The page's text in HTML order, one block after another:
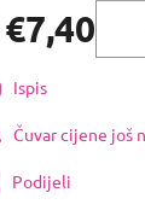
€7,40
Ispis
Čuvar cijene još
Podijeli